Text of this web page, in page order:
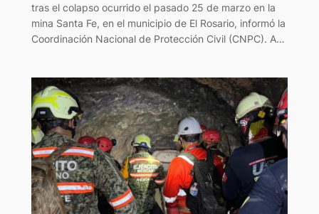
tras el colapso ocurrido el pasado 25 de marzo en la
mina Santa Fe, en el municipio de El Rosario, informó la
Coordinación Nacional de Protección Civil (CNPC). A…